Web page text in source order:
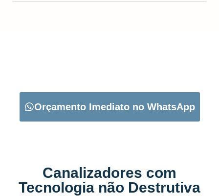
Orçamento Imediato no WhatsApp
Canalizadores com
Tecnologia não Destrutiva